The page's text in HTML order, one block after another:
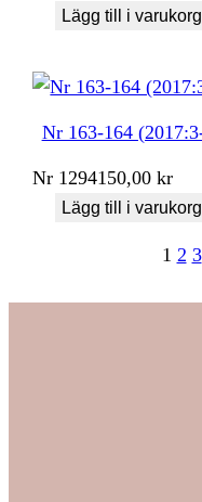
Lägg till i varukorg
Nr 163-164
Nr 1294150,00kr
Lägg till i varukorg
1 2 3